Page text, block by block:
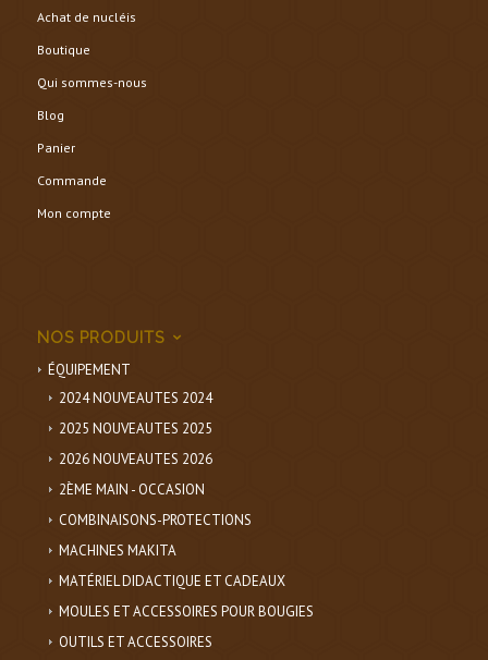
Achat de nucléis
Boutique
Qui sommes-nous
Blog
Panier
Commande
Mon compte
NOS PRODUITS
ÉQUIPEMENT
2024 NOUVEAUTES 2024
2025 NOUVEAUTES 2025
2026 NOUVEAUTES 2026
2ÈME MAIN - OCCASION
COMBINAISONS-PROTECTIONS
MACHINES MAKITA
MATÉRIEL DIDACTIQUE ET CADEAUX
MOULES ET ACCESSOIRES POUR BOUGIES
OUTILS ET ACCESSOIRES